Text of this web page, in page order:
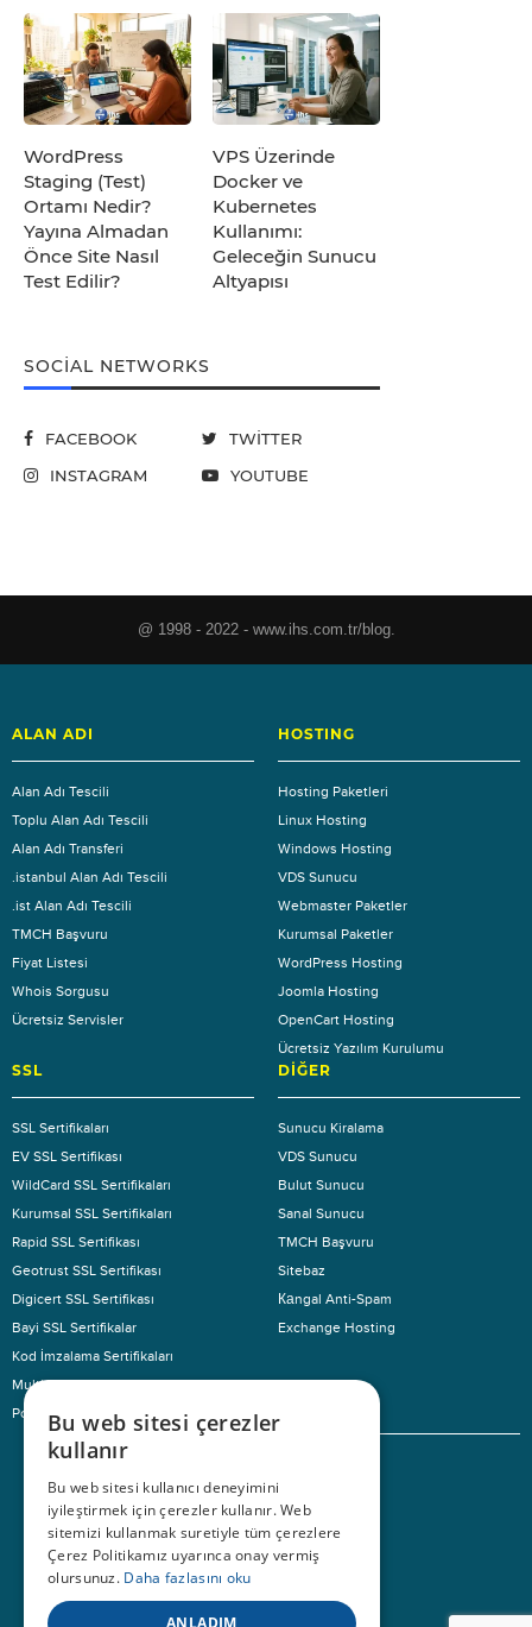
WordPress
Staging (Test)
Ortamı Nedir?
Yayına Almadan
Önce Site Nasıl
Test Edilir?
VPS Üzerinde
Docker ve
Kubernetes
Kullanımı:
Geleceğin Sunucu
Altyapısı
SOCIAL NETWORKS
FACEBOOK
TWITTER
INSTAGRAM
YOUTUBE
@ 1998 - 2022 - www.ihs.com.tr/blog.
ALAN ADI
Alan Adı Tescili
Toplu Alan Adı Tescili
Alan Adı Transferi
.istanbul Alan Adı Tescili
.ist Alan Adı Tescili
TMCH Başvuru
Fiyat Listesi
Whois Sorgusu
Ücretsiz Servisler
HOSTING
Hosting Paketleri
Linux Hosting
Windows Hosting
VDS Sunucu
Webmaster Paketler
Kurumsal Paketler
WordPress Hosting
Joomla Hosting
OpenCart Hosting
Ücretsiz Yazılım Kurulumu
SSL
SSL Sertifikaları
EV SSL Sertifikası
WildCard SSL Sertifikaları
Kurumsal SSL Sertifikaları
Rapid SSL Sertifikası
Geotrust SSL Sertifikası
Digicert SSL Sertifikası
Bayi SSL Sertifikalar
Kod İmzalama Sertifikaları
Multi Domain SSL
Pci-Dss Ürünleri
DIĞER
Sunucu Kiralama
VDS Sunucu
Bulut Sunucu
Sanal Sunucu
TMCH Başvuru
Sitebaz
Каngal Anti-Spam
Exchange Hosting
Kampanyalar
İletişim Bilgileri
İnsan Kaynakları
Bu web sitesi çerezler
kullanır
Bu web sitesi kullanıcı deneyimini
iyileştirmek için çerezler kullanır. Web
sitemizi kullanmak suretiyle tüm çerezlere
Çerez Politikamız uyarınca onay vermiş
olursunuz. Daha fazlasını oku
ANLADIM